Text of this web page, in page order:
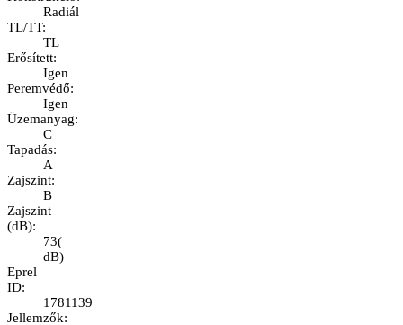
Radiál
TL/TT:
TL
Erősített:
Igen
Peremvédő:
Igen
Üzemanyag:
C
Tapadás:
A
Zajszint:
B
Zajszint
(dB):
73(
dB)
Eprel
ID:
1781139
Jellemzők: